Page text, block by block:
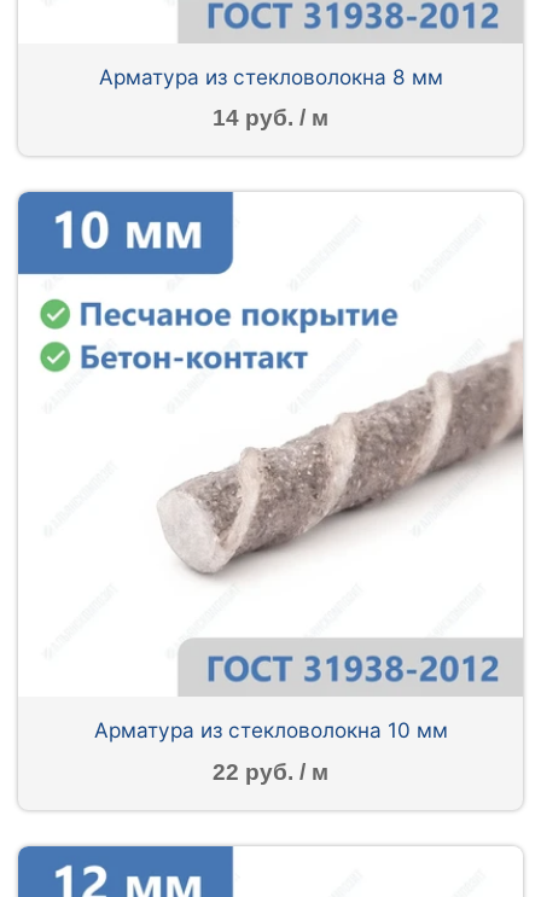
Арматура из стекловолокна 8 мм
14 руб. / м
Арматура из стекловолокна 10 мм
22 руб. / м